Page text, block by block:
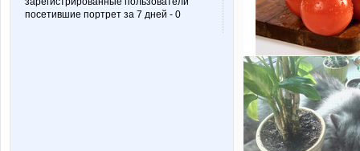
посетившие портрет за 7 дней - 0